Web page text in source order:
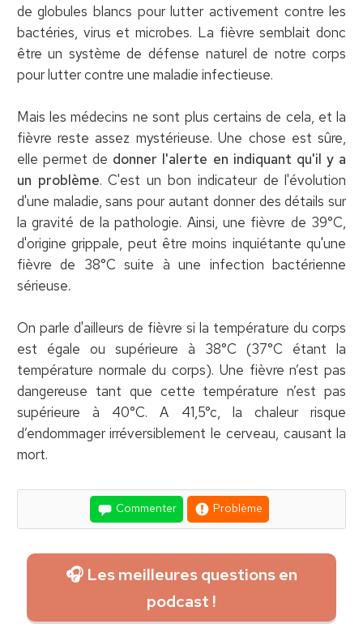
de globules blancs pour lutter activement contre les
bactéries, virus et microbes. La fièvre semblait donc
être un système de défense naturel de notre corps
pour lutter contre une maladie infectieuse.
Mais les médecins ne sont plus certains de cela, et la
fièvre reste assez mystérieuse. Une chose est sûre,
elle permet de donner l'alerte en indiquant qu'il y a
un problème. C'est un bon indicateur de l'évolution
d'une maladie, sans pour autant donner des détails sur
la gravité de la pathologie. Ainsi, une fièvre de 39°C,
d'origine grippale, peut être moins inquiétante qu'une
fièvre de 38°C suite à une infection bactérienne
sérieuse.
On parle d'ailleurs de fièvre si la température du corps
est égale ou supérieure à 38°C (37°C étant la
température normale du corps). Une fièvre n’est pas
dangereuse tant que cette température n’est pas
supérieure à 40°C. A 41,5°c, la chaleur risque
d’endommager irréversiblement le cerveau, causant la
mort.
Commenter Problème
🎧 Les meilleures questions en
podcast !